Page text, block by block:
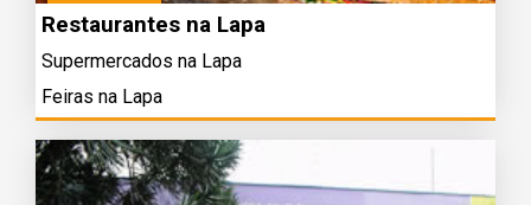
Restaurantes na Lapa
Supermercados na Lapa
Feiras na Lapa